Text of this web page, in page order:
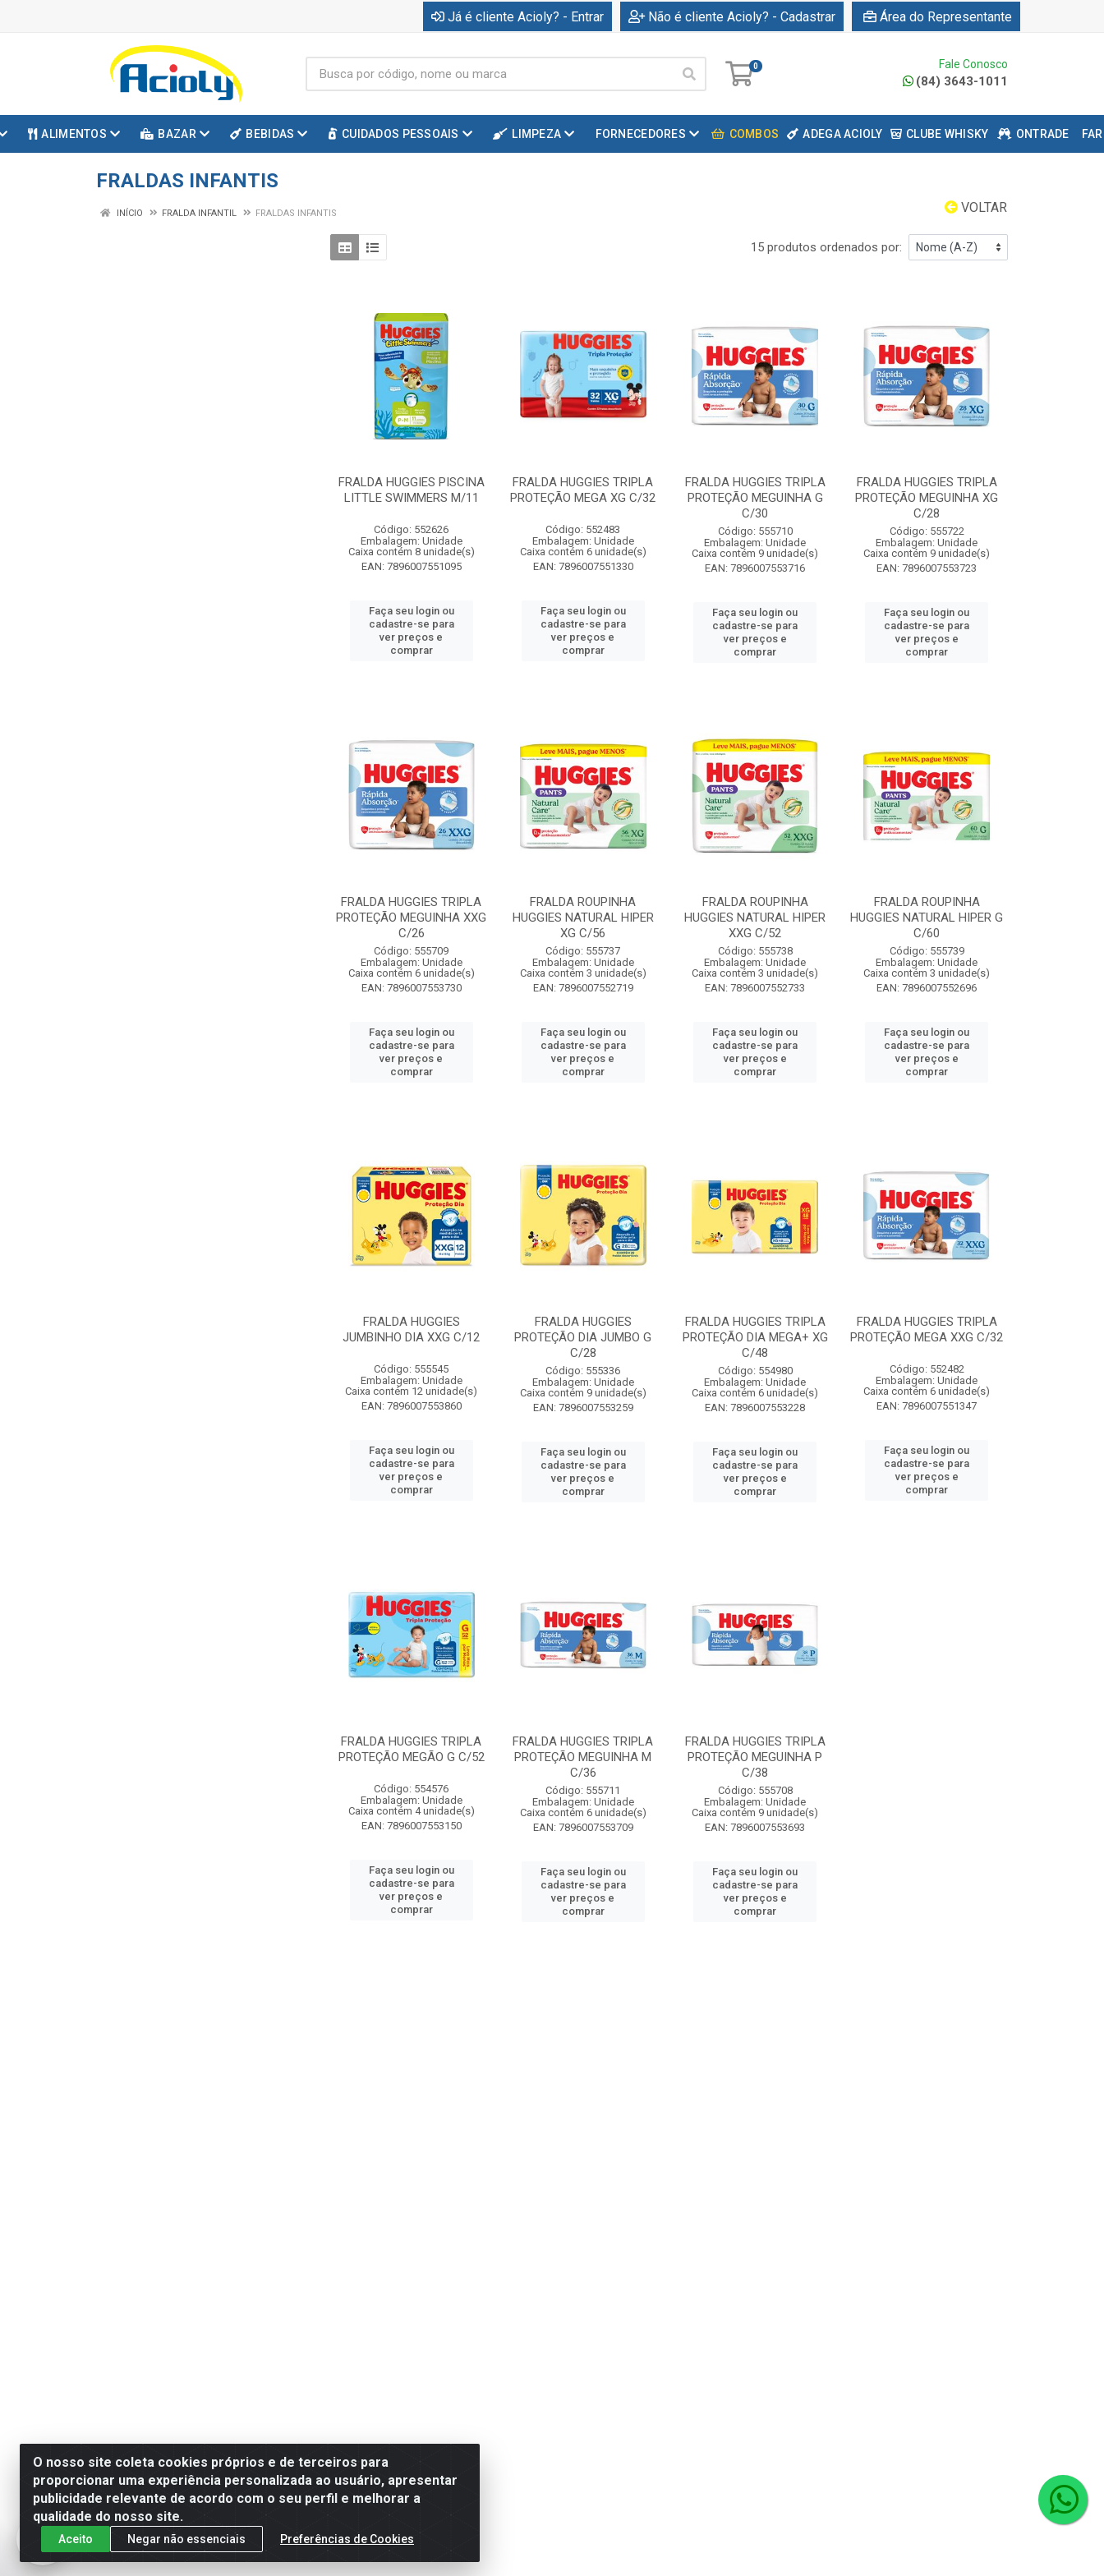
Já é cliente Acioly? - Entrar Não é cliente Acioly? - Cadastrar Área do Representante
0 Fale Conosco
(84) 3643-1011
ALIMENTOS BAZAR BEBIDAS CUIDADOS PESSOAIS LIMPEZA FORNECEDORES COMBOS ADEGA ACIOLY CLUBE WHISKY ONTRADE
FRALDAS INFANTIS
VOLTAR
INÍCIO FRALDA INFANTIL FRALDAS INFANTIS
15 produtos ordenados por:
FRALDA HUGGIES PISCINA
LITTLE SWIMMERS M/11
Código: 552626
Embalagem: Unidade
Caixa contém 8 unidade(s)
EAN: 7896007551095
Faça seu login ou
cadastre-se para
ver preços e
comprar
FRALDA HUGGIES TRIPLA
PROTEÇÃO MEGA XG C/32
Código: 552483
Embalagem: Unidade
Caixa contém 6 unidade(s)
EAN: 7896007551330
Faça seu login ou
cadastre-se para
ver preços e
comprar
FRALDA HUGGIES TRIPLA
PROTEÇÃO MEGUINHA G
C/30
Código: 555710
Embalagem: Unidade
Caixa contém 9 unidade(s)
EAN: 7896007553716
Faça seu login ou
cadastre-se para
ver preços e
comprar
FRALDA HUGGIES TRIPLA
PROTEÇÃO MEGUINHA XG
C/28
Código: 555722
Embalagem: Unidade
Caixa contém 9 unidade(s)
EAN: 7896007553723
Faça seu login ou
cadastre-se para
ver preços e
comprar
FRALDA HUGGIES TRIPLA
PROTEÇÃO MEGUINHA XXG
C/26
Código: 555709
Embalagem: Unidade
Caixa contém 6 unidade(s)
EAN: 7896007553730
Faça seu login ou
cadastre-se para
ver preços e
comprar
FRALDA ROUPINHA
HUGGIES NATURAL HIPER
XG C/56
Código: 555737
Embalagem: Unidade
Caixa contém 3 unidade(s)
EAN: 7896007552719
Faça seu login ou
cadastre-se para
ver preços e
comprar
FRALDA ROUPINHA
HUGGIES NATURAL HIPER
XXG C/52
Código: 555738
Embalagem: Unidade
Caixa contém 3 unidade(s)
EAN: 7896007552733
Faça seu login ou
cadastre-se para
ver preços e
comprar
FRALDA ROUPINHA
HUGGIES NATURAL HIPER G
C/60
Código: 555739
Embalagem: Unidade
Caixa contém 3 unidade(s)
EAN: 7896007552696
Faça seu login ou
cadastre-se para
ver preços e
comprar
FRALDA HUGGIES
JUMBINHO DIA XXG C/12
Código: 555545
Embalagem: Unidade
Caixa contém 12 unidade(s)
EAN: 7896007553860
Faça seu login ou
cadastre-se para
ver preços e
comprar
FRALDA HUGGIES
PROTEÇÃO DIA JUMBO G
C/28
Código: 555336
Embalagem: Unidade
Caixa contém 9 unidade(s)
EAN: 7896007553259
Faça seu login ou
cadastre-se para
ver preços e
comprar
FRALDA HUGGIES TRIPLA
PROTEÇÃO DIA MEGA+ XG
C/48
Código: 554980
Embalagem: Unidade
Caixa contém 6 unidade(s)
EAN: 7896007553228
Faça seu login ou
cadastre-se para
ver preços e
comprar
FRALDA HUGGIES TRIPLA
PROTEÇÃO MEGA XXG C/32
Código: 552482
Embalagem: Unidade
Caixa contém 6 unidade(s)
EAN: 7896007551347
Faça seu login ou
cadastre-se para
ver preços e
comprar
FRALDA HUGGIES TRIPLA
PROTEÇÃO MEGÃO G C/52
Código: 554576
Embalagem: Unidade
Caixa contém 4 unidade(s)
EAN: 7896007553150
Faça seu login ou
cadastre-se para
ver preços e
comprar
FRALDA HUGGIES TRIPLA
PROTEÇÃO MEGUINHA M
C/36
Código: 555711
Embalagem: Unidade
Caixa contém 6 unidade(s)
EAN: 7896007553709
Faça seu login ou
cadastre-se para
ver preços e
comprar
FRALDA HUGGIES TRIPLA
PROTEÇÃO MEGUINHA P
C/38
Código: 555708
Embalagem: Unidade
Caixa contém 9 unidade(s)
EAN: 7896007553693
Faça seu login ou
cadastre-se para
ver preços e
comprar
O nosso site coleta cookies próprios e de terceiros para
proporcionar uma experiência personalizada ao usuário, apresentar
publicidade relevante de acordo com o seu perfil e melhorar a
qualidade do nosso site.
Aceito Negar não essenciais Preferências de Cookies